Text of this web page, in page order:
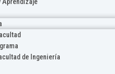
de Ingeniería